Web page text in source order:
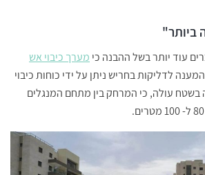
ביותר"
עוד יותר בשל ההבנה כי מערך כיבוי אש
לדליקות בחריש ניתן על ידי כוחות כיבוי
בשטח עולה, כי המרחק בין מתחם המנגלים